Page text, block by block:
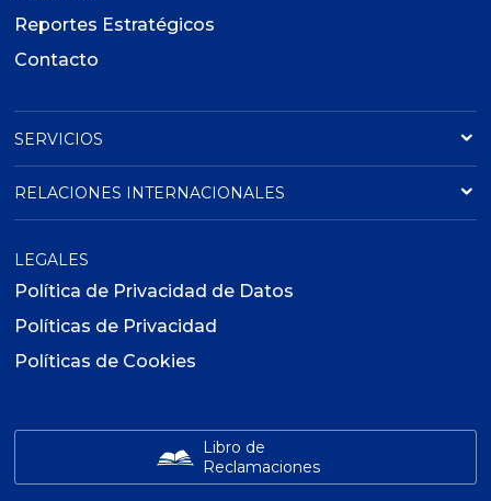
Reportes Estratégicos
Contacto
SERVICIOS
RELACIONES INTERNACIONALES
LEGALES
Política de Privacidad de Datos
Políticas de Privacidad
Políticas de Cookies
Libro de
Reclamaciones